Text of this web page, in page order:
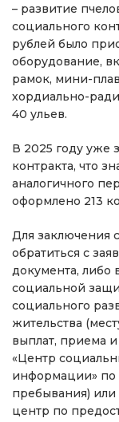
– развитие
социального
рублей было
оборудование,
рамок, мини-
хордиально-
40 ульев.
В 2025 году уже
контракта, что
аналогичного
оформлено 213
Для заключения
обратиться с
документа, либо
социальной
социального
жительства
выплат, приема
«Центр
информации» по
пребывания)
центр по